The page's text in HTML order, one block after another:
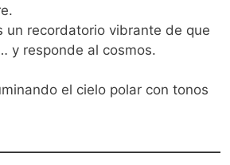
un recordatorio vibrante de que
y responde al cosmos.